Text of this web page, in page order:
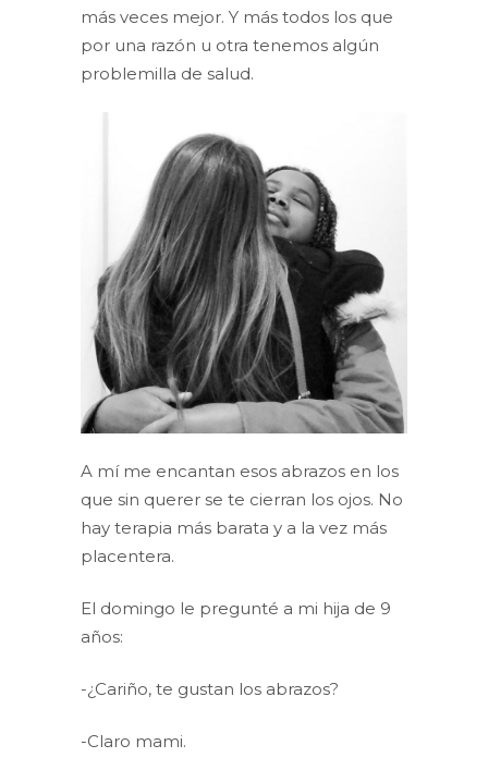
más veces mejor. Y más todos los que
por una razón u otra tenemos algún
problemilla de salud.
A mí me encantan esos abrazos en los
que sin querer se te cierran los ojos. No
hay terapia más barata y a la vez más
placentera.
El domingo le pregunté a mi hija de 9
años:
-¿Cariño, te gustan los abrazos?
-Claro mami.